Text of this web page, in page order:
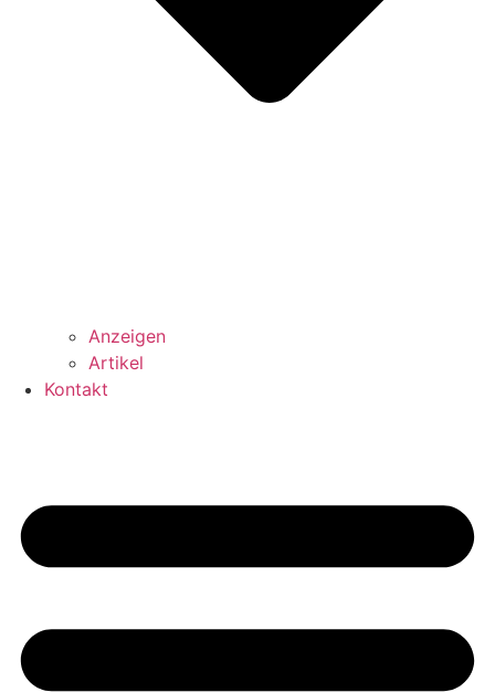
Anzeigen
Artikel
Kontakt